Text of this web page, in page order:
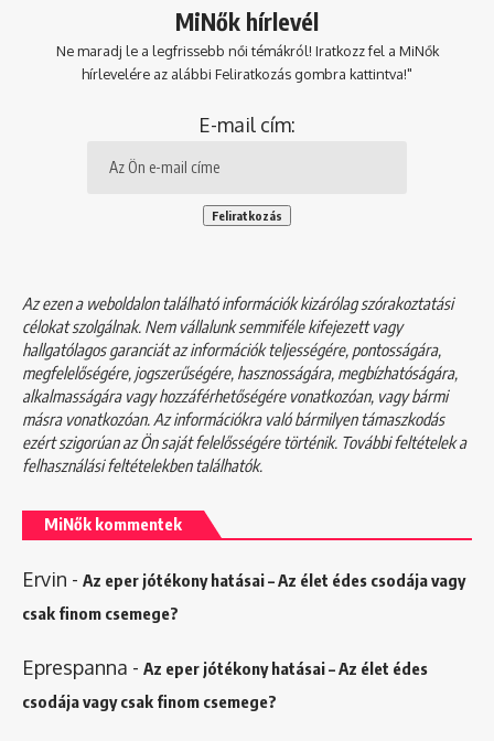
MiNők hírlevél
Ne maradj le a legfrissebb női témákról! Iratkozz fel a MiNők
hírlevelére az alábbi Feliratkozás gombra kattintva!"
E-mail cím:
Az ezen a weboldalon található információk kizárólag szórakoztatási
célokat szolgálnak. Nem vállalunk semmiféle kifejezett vagy
hallgatólagos garanciát az információk teljességére, pontosságára,
megfelelőségére, jogszerűségére, hasznosságára, megbízhatóságára,
alkalmasságára vagy hozzáférhetőségére vonatkozóan, vagy bármi
másra vonatkozóan. Az információkra való bármilyen támaszkodás
ezért szigorúan az Ön saját felelősségére történik. További feltételek a
felhasználási feltételekbentalálhatók.
MiNők kommentek
Ervin - Az eper jótékony hatásai – Az élet édes csodája vagy
csak finom csemege?
Eprespanna - Az eper jótékony hatásai – Az élet édes
csodája vagy csak finom csemege?